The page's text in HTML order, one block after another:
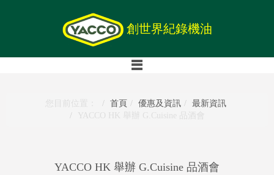
創世界紀錄機油
首頁 優惠及資訊
最新資訊
YACCO HK 舉辦 G.Cuisine 品酒會
YACCO HK 舉辦 G.Cuisine 品酒會